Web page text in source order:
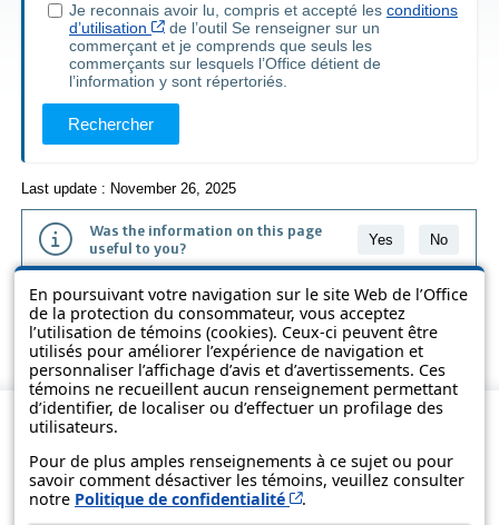
En poursuivant votre navigation sur le site Web de l’Office
de la protection du consommateur, vous acceptez
l’utilisation de témoins (cookies). Ceux-ci peuvent être
utilisés pour améliorer l’expérience de navigation et
personnaliser l’affichage d’avis et d’avertissements. Ces
témoins ne recueillent aucun renseignement permettant
d’identifier, de localiser ou d’effectuer un profilage des
utilisateurs.
Pour de plus amples renseignements à ce sujet ou pour
savoir comment désactiver les témoins, veuillez consulter
notre Politique de confidentialité Cet hyperlien s’ouvrira
.
Je reconnais avoir lu, compris et accepté les conditions
d’utilisation
Cet hyperlien s’ouvrira dans une nouvelle
de l’outil Se renseigner sur un
commerçant et je comprends que seuls les
commerçants sur lesquels l’Office détient de
l’information y sont répertoriés.
Rechercher
Last update : November 26, 2025
Was the information on this page
useful to you?
Yes No
The information contained on this page is presented in simple terms to
make it easier to understand. It does not replace the texts of the laws
and regulations.